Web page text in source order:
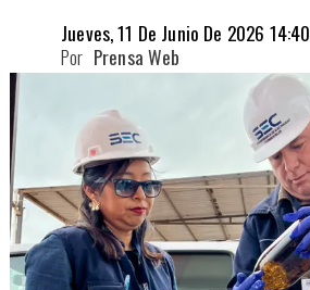
Jueves, 11 De Junio De 2026 14:40
Prensa Web
Por